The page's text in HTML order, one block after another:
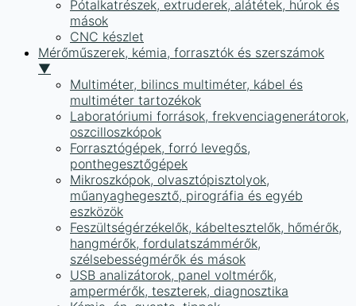
Pótalkatrészek, extruderek, alátétek, húrok és
mások
CNC készlet
Mérőműszerek, kémia, forrasztók és szerszámok
▼
Multiméter, bilincs multiméter, kábel és
multiméter tartozékok
Laboratóriumi források, frekvenciagenerátorok,
oszcilloszkópok
Forrasztógépek, forró levegős,
ponthegesztőgépek
Mikroszkópok, olvasztópisztolyok,
műanyaghegesztő, pirográfia és egyéb
eszközök
Feszültségérzékelők, kábeltesztelők, hőmérők,
hangmérők, fordulatszámmérők,
szélsebességmérők és mások
USB analizátorok, panel voltmérők,
ampermérők, teszterek, diagnosztika